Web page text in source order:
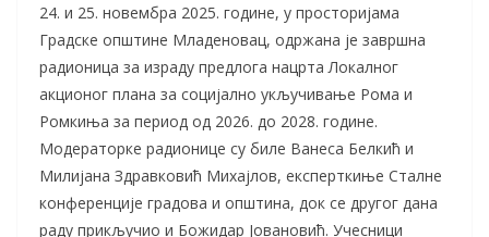
24. и 25. новембра 2025. године, у просторијама
Градске општине Младеновац, одржана је завршна
радионица за израду предлога нацрта Локалног
акционог плана за социјално укључивање Рома и
Ромкиња за период од 2026. до 2028. године.
Модераторке радионице су биле Ванеса Белкић и
Милијана Здравковић Михајлов, експерткиње Сталне
конференције градова и општина, док се другог дана
раду прикључио и Божидар Јовановић. Учесници